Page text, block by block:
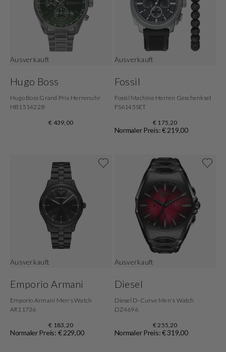
Ausverkauft
Hugo Boss
Hugo Boss Grand Prix Herrenuhr
HB1514228
€ 439,00
Ausverkauft
Fossil
Fossil Machine Herren Geschenkset
FS6145SET
€ 175,20
Normaler Preis: € 219,00
Ausverkauft
Emporio Armani
Emporio Armani Men's Watch
AR11736
€ 183,20
Normaler Preis: € 229,00
Ausverkauft
Diesel
Diesel D-Curve Men's Watch
DZ4696
€ 255,20
Normaler Preis: € 319,00